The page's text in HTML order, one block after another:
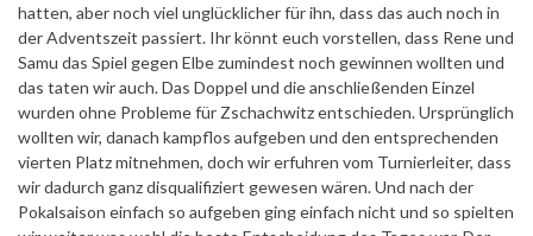
hatten, aber noch viel unglücklicher für ihn, dass das auch noch in
der Adventszeit passiert. Ihr könnt euch vorstellen, dass Rene und
Samu das Spiel gegen Elbe zumindest noch gewinnen wollten und
das taten wir auch. Das Doppel und die anschließenden Einzel
wurden ohne Probleme für Zschachwitz entschieden. Ursprünglich
wollten wir, danach kampflos aufgeben und den entsprechenden
vierten Platz mitnehmen, doch wir erfuhren vom Turnierleiter, dass
wir dadurch ganz disqualifiziert gewesen wären. Und nach der
Pokalsaison einfach so aufgeben ging einfach nicht und so spielten